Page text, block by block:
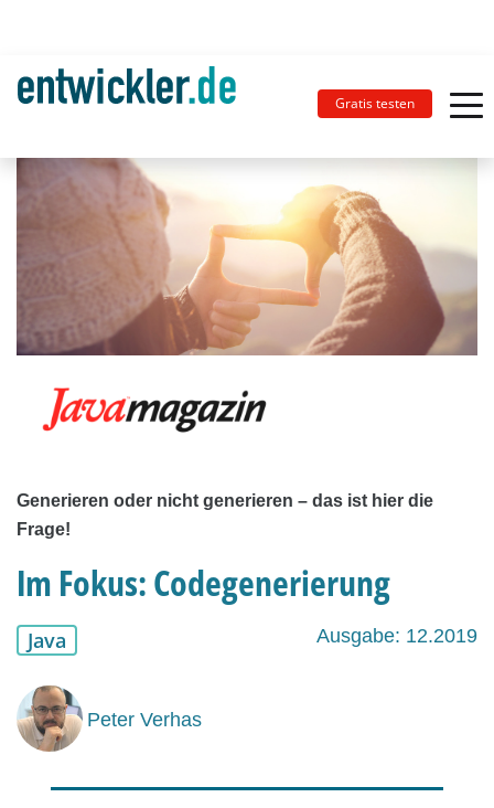
Gratis testen
Generieren oder nicht generieren – das ist hier die
Frage!
Im Fokus: Codegenerierung
Java Ausgabe: 12.2019
Peter Verhas